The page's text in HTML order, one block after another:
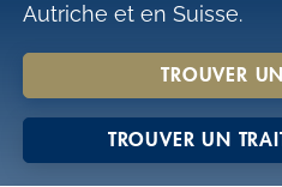
Autriche et en Suisse.
TROUVER
TROUVER UN